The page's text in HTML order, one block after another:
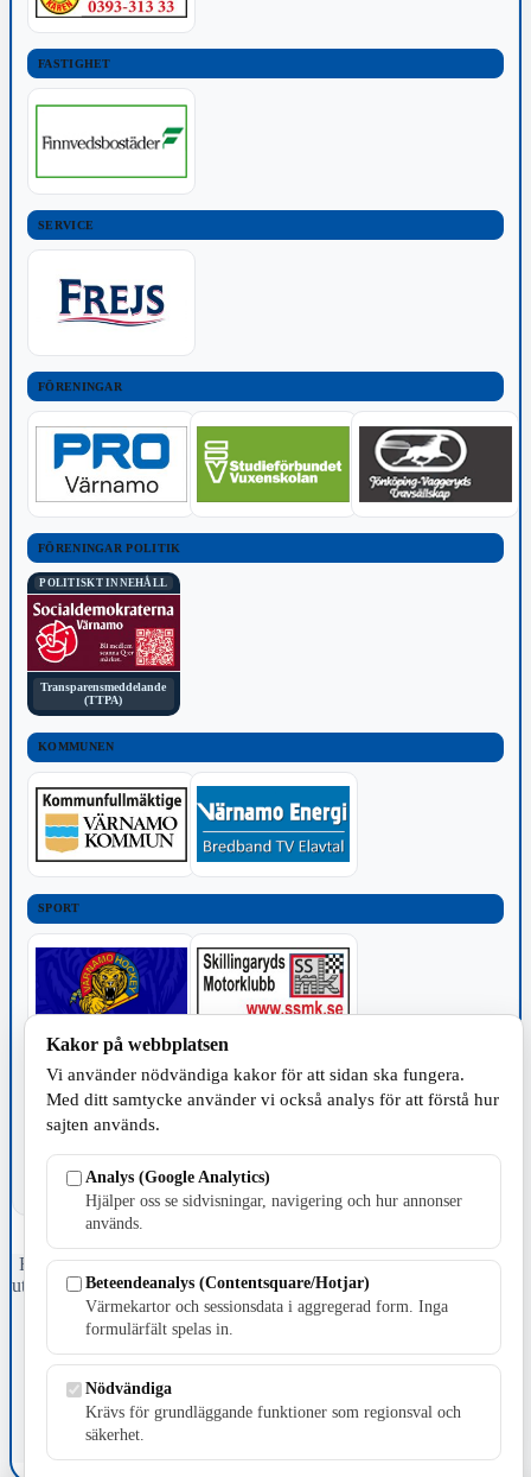
FASTIGHET
SERVICE
FÖRENINGAR
FÖRENINGAR POLITIK
POLITISKT INNEHÅLL
Transparensmeddelande
(TTPA)
KOMMUNEN
SPORT
TILLVERKNING
Fristående webbtidningsföretag grundat 1991 som sedan 2002 ger
ut tidningen Skillingaryd.nu och 2010 lanserades Värnamo.nu. Från
april 2026 omfattar Skillingaryd.nu tre kommuner: Gnosjö,
Värnamo och Vaggeryds kommun.
Kontakta oss
E-post: redaktionen@skillingaryd.nu
Postadress: Gisslaköp 1, 568 92 Skillingaryd
Kakor på webbplatsen
Vi använder nödvändiga kakor för att sidan ska fungera.
Med ditt samtycke använder vi också analys för att förstå hur
sajten används.
Analys (Google Analytics)
Hjälper oss se sidvisningar, navigering och hur annonser
används.
Beteendeanalys (Contentsquare/Hotjar)
Värmekartor och sessionsdata i aggregerad form. Inga
formulärfält spelas in.
Nödvändiga
Krävs för grundläggande funktioner som regionsval och
säkerhet.